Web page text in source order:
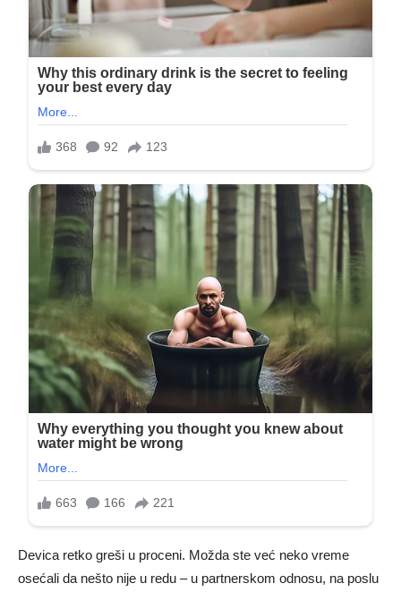
Devica retko greši u proceni. Možda ste već neko vreme
osećali da nešto nije u redu – u partnerskom odnosu, na poslu